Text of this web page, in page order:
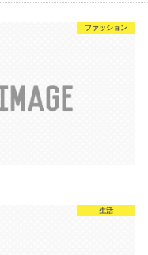
ファッション
生活